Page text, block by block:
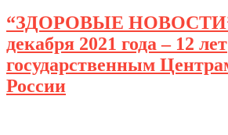
“ЗДОРОВЫЕ
декабря 2021 года – 12 лет
государственным
России“ЗДОРОВЫЕ